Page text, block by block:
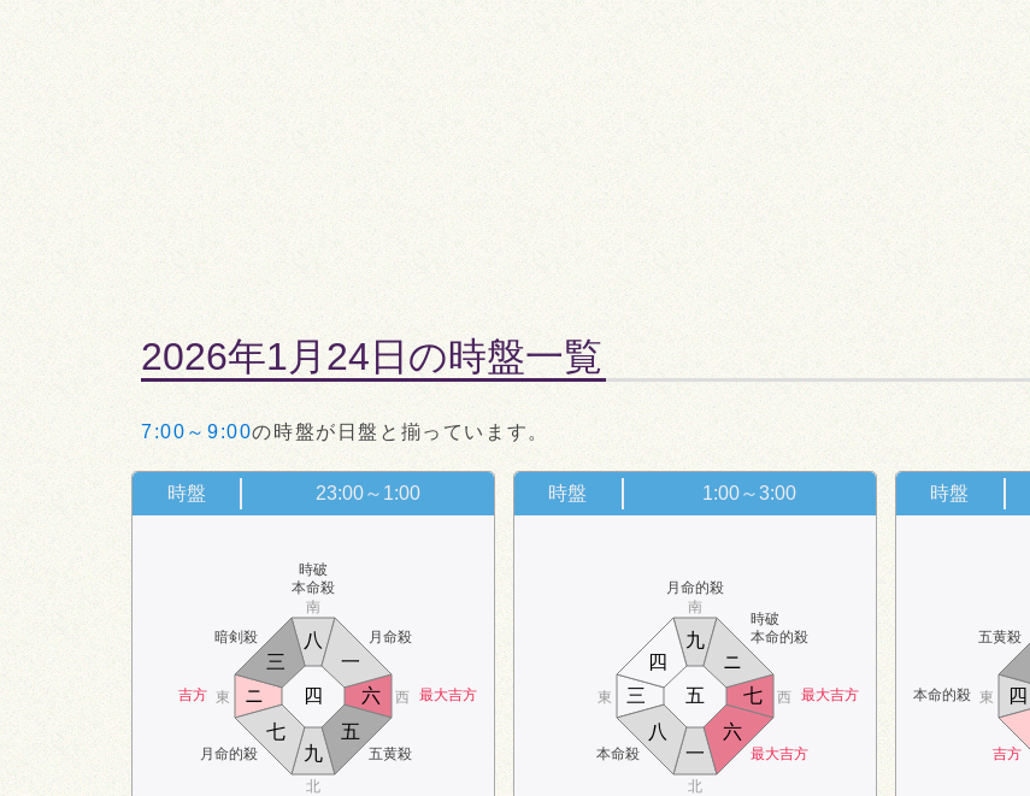
2026年1月24日の時盤一覧
7:00～9:00の時盤が日盤と揃っています。
時盤 23:00～1:00
暗剣殺
時破
本命殺
月命殺
吉方 最大吉方
月命的殺 五黄殺
南
北
東 西
九
一
ニ
三
四
五
六
七
八
時盤 1:00～3:00
月命的殺
時破
本命的殺
最大吉方
本命殺 最大吉方
南
北
東 西
一
ニ
三
四
五
六
七
八
九
時盤
五黄殺
本命的殺
吉方
東
四